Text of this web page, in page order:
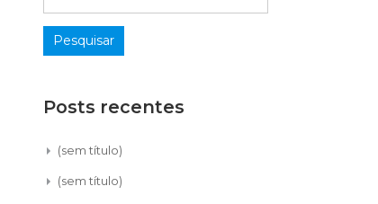
Posts recentes
(sem título)
(sem título)